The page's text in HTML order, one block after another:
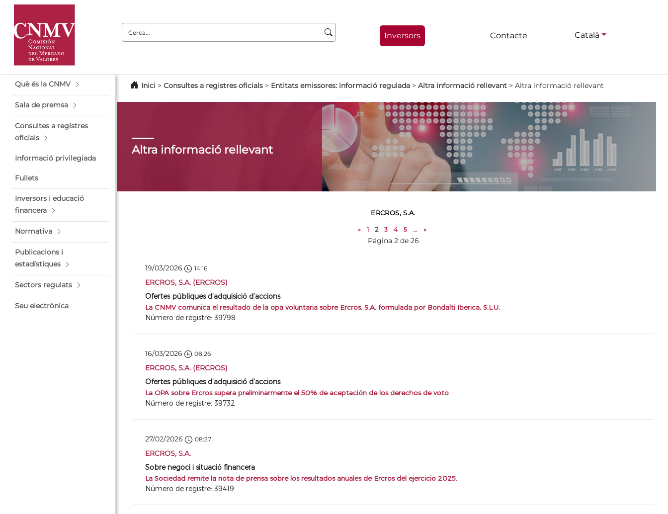
Cerca:
Inversors Contacte Català
Què és la CNMV
Sala de premsa
Consultes a registres
oficials
Informació privilegiada
Fullets
Inversors i educació
financera
Normativa
Publicacions i
estadístiques
Sectors regulats
Seu electrònica
Inici > Consultes a registres oficials > Entitats emissores: informació regulada > Altra informació rellevant > Altra informació rellevant
Altra informació rellevant
ERCROS, S.A.
« 1 2 3 4 5 ... »
Página 2 de 26
19/03/2026 14:16
ERCROS, S.A. (ERCROS)
Ofertes públiques d’adquisició d’accions
La CNMV comunica el resultado de la opa voluntaria sobre Ercros, S.A. formulada por Bondalti Iberica, S.L.U.
Número de registre: 39798
16/03/2026 08:26
ERCROS, S.A. (ERCROS)
Ofertes públiques d’adquisició d’accions
La OPA sobre Ercros supera preliminarmente el 50% de aceptación de los derechos de voto
Número de registre: 39732
27/02/2026 08:37
ERCROS, S.A.
Sobre negoci i situació financera
La Sociedad remite la nota de prensa sobre los resultados anuales de Ercros del ejercicio 2025.
Número de registre: 39419